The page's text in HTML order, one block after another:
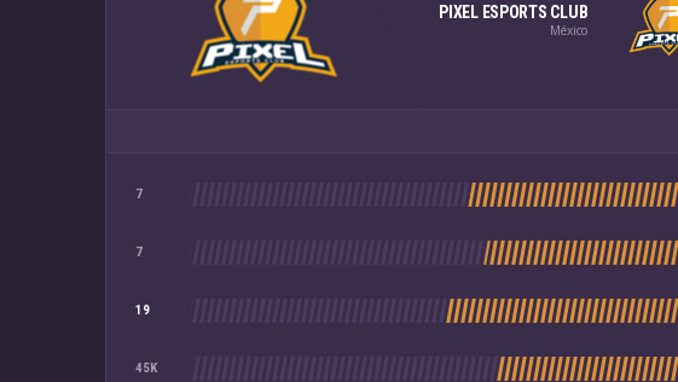
PIXEL ESPORTS CLUB
México
7
7
19
45K